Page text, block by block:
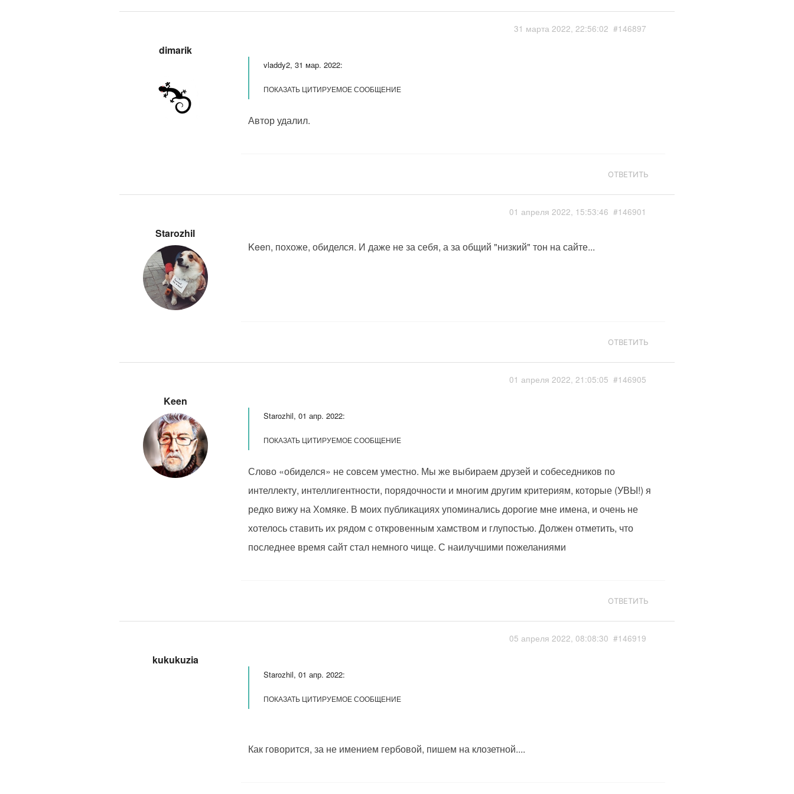
dimarik
31 марта 2022, 22:56:02 #146897
vladdy2, 31 мар. 2022:
ПОКАЗАТЬ ЦИТИРУЕМОЕ СООБЩЕНИЕ
Автор удалил.
ОТВЕТИТЬ
Starozhil
01 апреля 2022, 15:53:46 #146901
Keen, похоже, обиделся. И даже не за себя, а за общий "низкий" тон на сайте...
ОТВЕТИТЬ
Keen
01 апреля 2022, 21:05:05 #146905
Starozhil, 01 апр. 2022:
ПОКАЗАТЬ ЦИТИРУЕМОЕ СООБЩЕНИЕ
Слово «обиделся» не совсем уместно. Мы же выбираем друзей и собеседников по
интеллекту, интеллигентности, порядочности и многим другим критериям, которые (УВЫ!) я
редко вижу на Хомяке. В моих публикациях упоминались дорогие мне имена, и очень не
хотелось ставить их рядом с откровенным хамством и глупостью. Должен отметить, что
последнее время сайт стал немного чище. С наилучшими пожеланиями
ОТВЕТИТЬ
kukukuzia
05 апреля 2022, 08:08:30 #146919
Starozhil, 01 апр. 2022:
ПОКАЗАТЬ ЦИТИРУЕМОЕ СООБЩЕНИЕ
Как говорится, за не имением гербовой, пишем на клозетной....